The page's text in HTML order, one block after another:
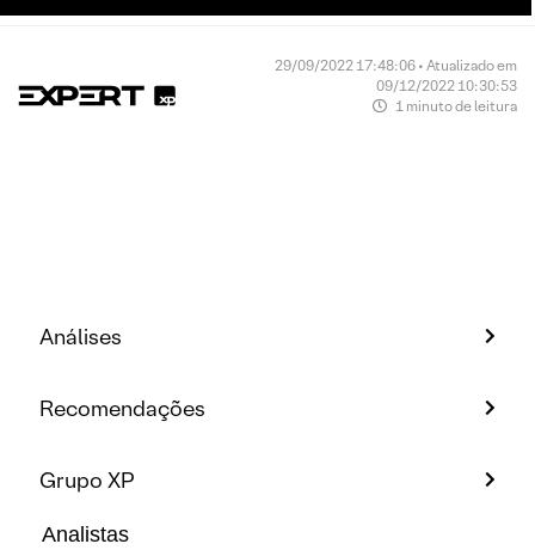
29/09/2022 17:48:06 • Atualizado em
09/12/2022 10:30:53
1 minuto de leitura
Análises
Recomendações
Grupo XP
Analistas